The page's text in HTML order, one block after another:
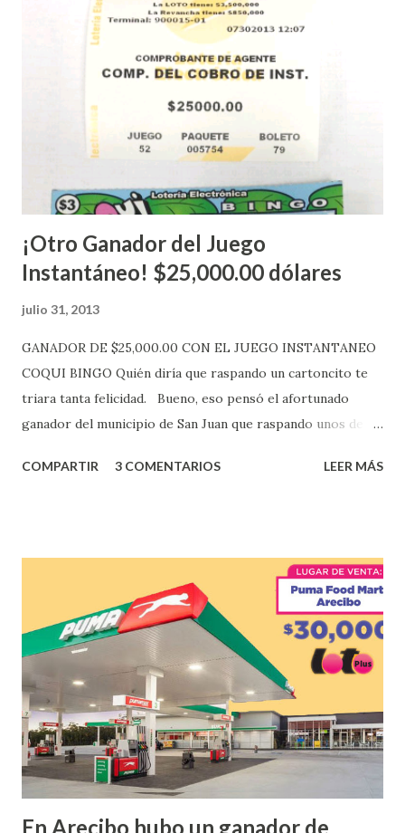
López explicó que el mismo se continuará realizando en los
Estados Unidos y los jugadores podrán conocer los
números ganadores del mismo a través de la página
aquellos con jugadas anticipadas de los sorteos locales (
Loto, Revancha, Pega 2, Pega 3 Pega 4 ) se les informará
Mientras, que l...
¡Otro Ganador del Juego
Instantáneo! $25,000.00 dólares
julio 31, 2013
GANADOR DE $25,000.00 CON EL JUEGO INSTANTANEO
COQUI BINGO Quién diría que raspando un cartoncito te
triara tanta felicidad. Bueno, eso pensó el afortunado
ganador del municipio de San Juan que raspando unos de
obtuvo un premio de $25,000,00 dólares. Este es el anuncio
ganador fue vendido en la farmacia Yarimar de la
Urbanización Las Lomas en el Municipio de San Juan
¡Enhorabuena que lo disfrute!
...
COMPARTIR 3 COMENTARIOS LEER MÁS
En Arecibo hubo un ganador de